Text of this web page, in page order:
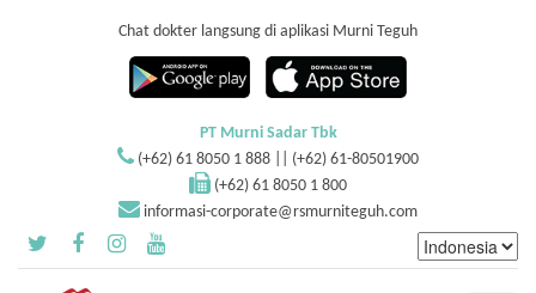
Chat dokter langsung di aplikasi Murni Teguh
PT Murni Sadar Tbk
(+62) 61 8050 1 888 || (+62) 61-80501900
(+62) 61 8050 1 800
informasi-corporate@rsmurniteguh.com